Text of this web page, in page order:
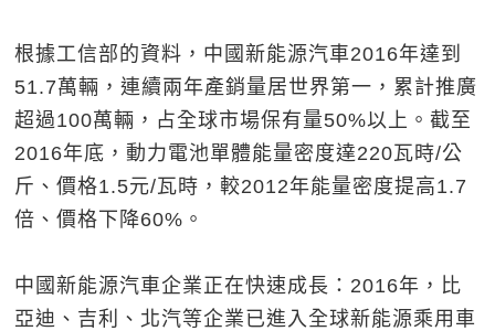
根據工信部的資料，中國新能源汽車2016年達到
51.7萬輛，連續兩年產銷量居世界第一，累計推廣
超過100萬輛，占全球市場保有量50%以上。截至
2016年底，動力電池單體能量密度達220瓦時/公
斤、價格1.5元/瓦時，較2012年能量密度提高1.7
倍、價格下降60%。
中國新能源汽車企業正在快速成長：2016年，比
亞迪、吉利、北汽等企業已進入全球新能源乘用車